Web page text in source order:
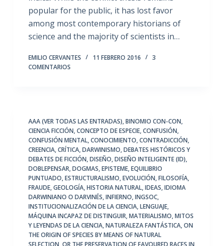
popular for the public, it has lost favor
among most contemporary historians of
science and the majority of scientists in…
EMILIO CERVANTES 11 FEBRERO 2016
3
COMENTARIOS
AAA (VER TODAS LAS ENTRADAS),BINOMIO CON-CON,
CIENCIA FICCIÓN,CONCEPTO DE ESPECIE,CONFUSIÓN,
CONFUSIÓN MENTAL,CONOCIMIENTO,CONTRADICCIÓN,
CREENCIA,CRÍTICA,DARWINISMO,DEBATES HISTÓRICOS Y
DEBATES DE FICCIÓN,DISEÑO,DISEÑO INTELIGENTE (ID),
DOBLEPENSAR,DOGMAS,EPISTEME,EQUILIBRIO
PUNTUADO,ESTRUCTURALISMO,EVOLUCIÓN,FILOSOFÍA,
FRAUDE,GEOLOGÍA,HISTORIA NATURAL,IDEAS,IDIOMA
DARWINIANO O DARVINÉS,INFIERNO,INGSOC,
INSTITUCIONALIZACIÓN DE LA CIENCIA,LENGUAJE,
MÁQUINA INCAPAZ DE DISTINGUIR,MATERIALISMO,MITOS
Y LEYENDAS DE LA CIENCIA,NATURALEZA FANTÁSTICA,ON
THE ORIGIN OF SPECIES BY MEANS OF NATURAL
SELECTION OR THE PRESERVATION OF FAVOURED RACES IN